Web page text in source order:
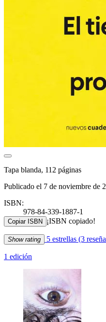
Tapa blanda, 112 páginas
Publicado el 7 de noviembre de
ISBN:
978-84-339-1887-1
Copiar ISBN ¡ISBN copiado!
Show rating 5 estrellas (3
1 edición